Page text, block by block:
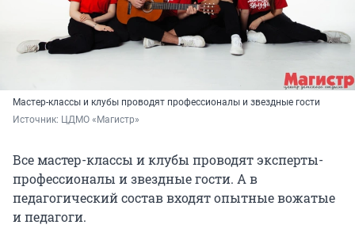
Мастер-классы и клубы проводят профессионалы и звездные гости
Источник: ЦДМО «Магистр»
Все мастер-классы и клубы проводят эксперты-
профессионалы и звездные гости. А в
педагогический состав входят опытные вожатые
и педагоги.